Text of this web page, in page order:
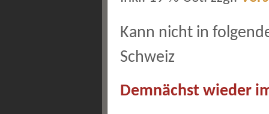
Kann nicht in
Schweiz
Demnächst wieder